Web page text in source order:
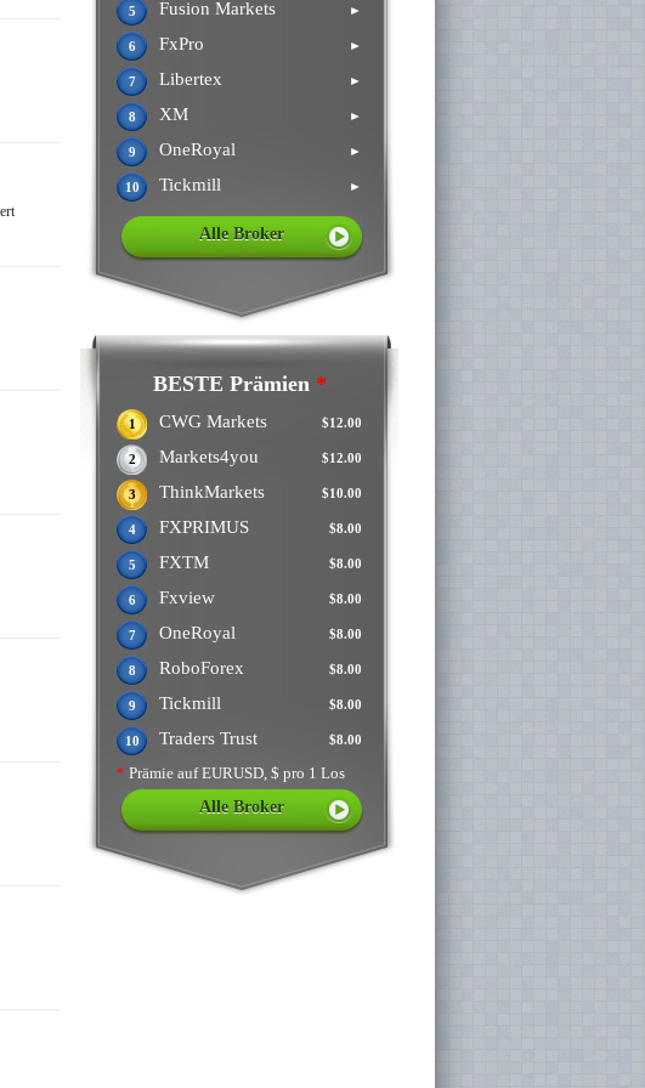
5 Fusion Markets ►
6 FxPro ►
7 Libertex ►
8 XM ►
9 OneRoyal ►
10 Tickmill ►
Alle Broker
BESTE Prämien *
$12.00
1 CWG Markets
$12.00
2 Markets4you
$10.00
3 ThinkMarkets
$8.00
4 FXPRIMUS
$8.00
5 FXTM
$8.00
6 Fxview
$8.00
7 OneRoyal
$8.00
8 RoboForex
$8.00
9 Tickmill
$8.00
10 Traders Trust
* Prämie auf EURUSD, $ pro 1 Los
Alle Broker